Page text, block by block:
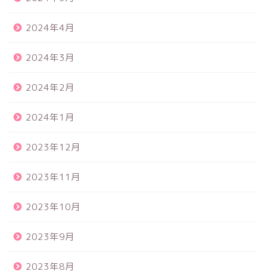
2024年4月
2024年3月
2024年2月
2024年1月
2023年12月
2023年11月
2023年10月
2023年9月
2023年8月